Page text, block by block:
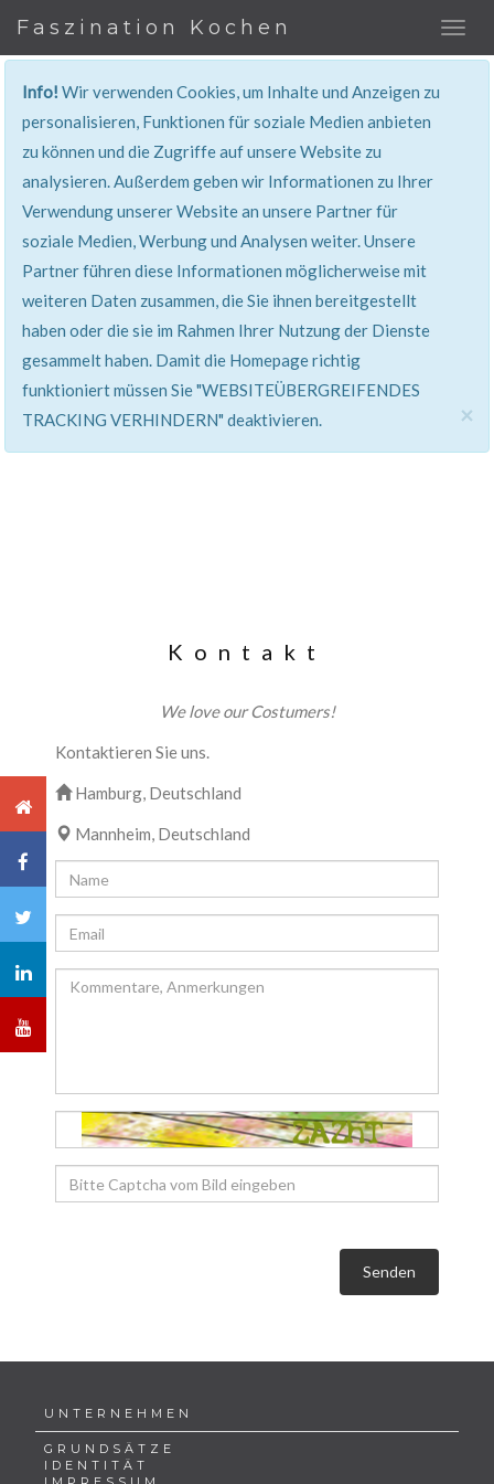
Faszination Kochen
Info!Wir verwenden Cookies, um Inhalte und Anzeigen zu
personalisieren, Funktionen für soziale Medien anbieten
zu können und die Zugriffe auf unsere Website zu
analysieren. Außerdem geben wir Informationen zu Ihrer
Verwendung unserer Website an unsere Partner für
soziale Medien, Werbung und Analysen weiter. Unsere
Partner führen diese Informationen möglicherweise mit
weiteren Daten zusammen, die Sie ihnen bereitgestellt
haben oder die sie im Rahmen Ihrer Nutzung der Dienste
gesammelt haben. Damit die Homepage richtig
funktioniert müssen Sie "WEBSITEÜBERGREIFENDES
TRACKING VERHINDERN" deaktivieren.
×
401, Nicht Erlaubt
Sie haben keinen Zugang zu diesem Bereich. Sie
werden automatisch weitergeleitet.
Kontakt
We love our Costumers!
Kontaktieren Sie uns.
Hamburg, Deutschland
Mannheim, Deutschland
Senden
UNTERNEHMEN
GRUNDSÄTZE
IDENTITÄT